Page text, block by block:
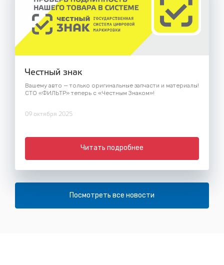
Честный знак
Вашему авто — только оригинальные запчасти и материалы!
СТО «ФИЛЬТР» теперь с «Честным Знаком»!
09 октября 2025
Читать подробнее
Посмотреть все новости